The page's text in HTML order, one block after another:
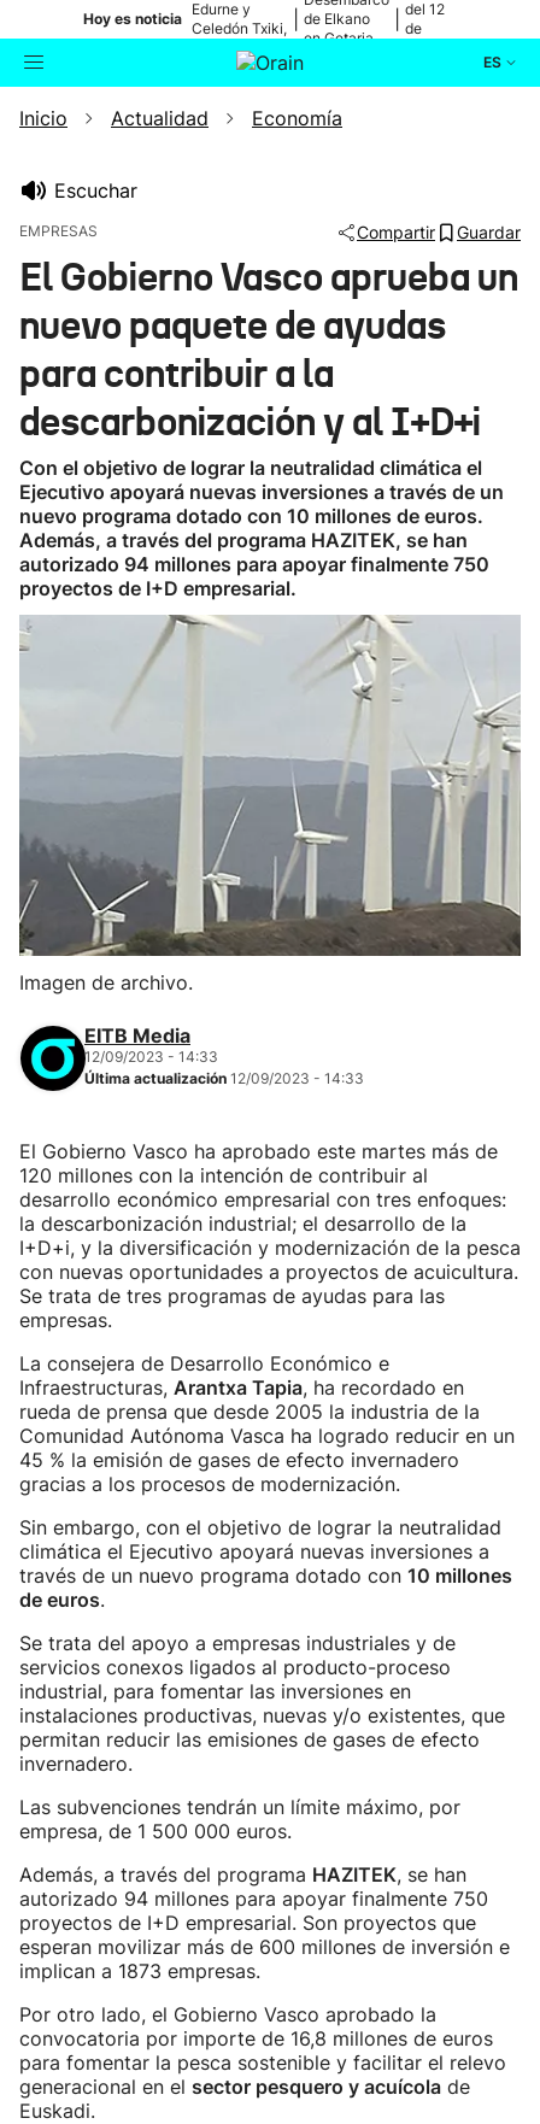
Hoy es noticia
Edurne y
Celedón Txiki,
en directo
de Elkano
en Getaria
del 12
de
ES
Buscador Actualidad
Ikusmiran
Eguraldia
Inicio Actualidad Economía
Escuchar
EMPRESAS Compartir Guardar
El Gobierno Vasco aprueba un
nuevo paquete de ayudas
para contribuir a la
descarbonización y al I+D+i
Con el objetivo de lograr la neutralidad climática el
Ejecutivo apoyará nuevas inversiones a través de un
nuevo programa dotado con 10 millones de euros.
Además, a través del programa HAZITEK, se han
autorizado 94 millones para apoyar finalmente 750
proyectos de I+D empresarial.
Imagen de archivo.
EITB Media
12/09/2023 - 14:33
Última actualización 12/09/2023 - 14:33
El Gobierno Vasco ha aprobado este martes más de
120 millones con la intención de contribuir al
desarrollo económico empresarial con tres enfoques:
la descarbonización industrial; el desarrollo de la
I+D+i, y la diversificación y modernización de la pesca
con nuevas oportunidades a proyectos de acuicultura.
Se trata de tres programas de ayudas para las
empresas.
La consejera de Desarrollo Económico e
Infraestructuras, Arantxa Tapia, ha recordado en
rueda de prensa que desde 2005 la industria de la
Comunidad Autónoma Vasca ha logrado reducir en un
45 % la emisión de gases de efecto invernadero
gracias a los procesos de modernización.
Sin embargo, con el objetivo de lograr la neutralidad
climática el Ejecutivo apoyará nuevas inversiones a
través de un nuevo programa dotado con 10 millones
de euros.
Se trata del apoyo a empresas industriales y de
servicios conexos ligados al producto-proceso
industrial, para fomentar las inversiones en
instalaciones productivas, nuevas y/o existentes, que
permitan reducir las emisiones de gases de efecto
invernadero.
Las subvenciones tendrán un límite máximo, por
empresa, de 1 500 000 euros.
Además, a través del programa HAZITEK, se han
autorizado 94 millones para apoyar finalmente 750
proyectos de I+D empresarial. Son proyectos que
esperan movilizar más de 600 millones de inversión e
implican a 1873 empresas.
Por otro lado, el Gobierno Vasco aprobado la
convocatoria por importe de 16,8 millones de euros
para fomentar la pesca sostenible y facilitar el relevo
generacional en el sector pesquero y acuícola de
Euskadi.